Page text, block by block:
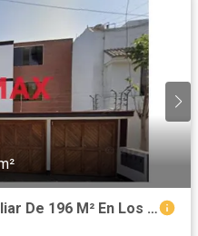
Amplio Departamento Familiar De 196 M² En Los Aromos – La Molina